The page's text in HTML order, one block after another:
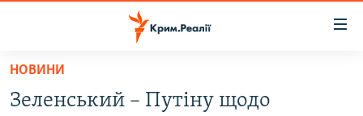
Перейти
основного
НОВИНИ
Зеленський – Путіну щодо